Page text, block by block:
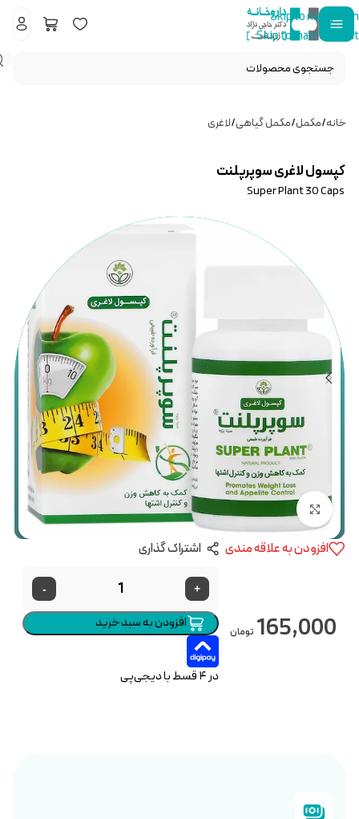
Skip to navigation
Skip to main content
خانه/مکمل/مکمل گیاهی/لاغری
کپسول لاغری سوپرپلنت
Super Plant 30 Caps
بزرگنمایی تصویر
افزودن به علاقه مندی اشتراک گذاری
165,000 تومان
- +
افزودن به سبد خرید
در ۴ قسط با دیجی‌پی